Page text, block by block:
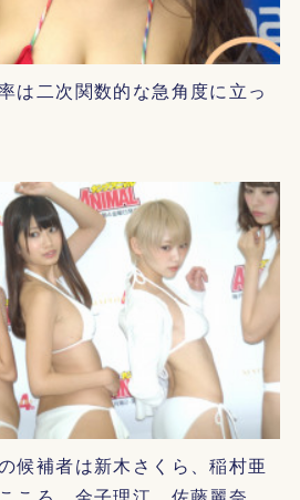
は二次関数的な急角度に立っ
候補者は新木さくら、稲村亜